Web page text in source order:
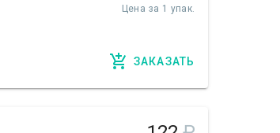
Цена за 1 упак.
ЗАКАЗАТЬ